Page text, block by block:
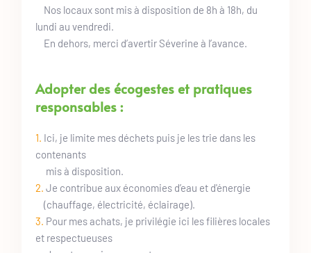
Nos locaux sont mis à disposition de 8h à 18h, du
lundi au vendredi.
En dehors, merci d’avertir Séverine à l’avance.
Adopter des écogestes et pratiques
responsables :
1. Ici, je limite mes déchets puis je les trie dans les
contenants
mis à disposition.
2. Je contribue aux économies d’eau et d'énergie
(chauffage, électricité, éclairage).
3. Pour mes achats, je privilégie ici les filières locales
et respectueuses